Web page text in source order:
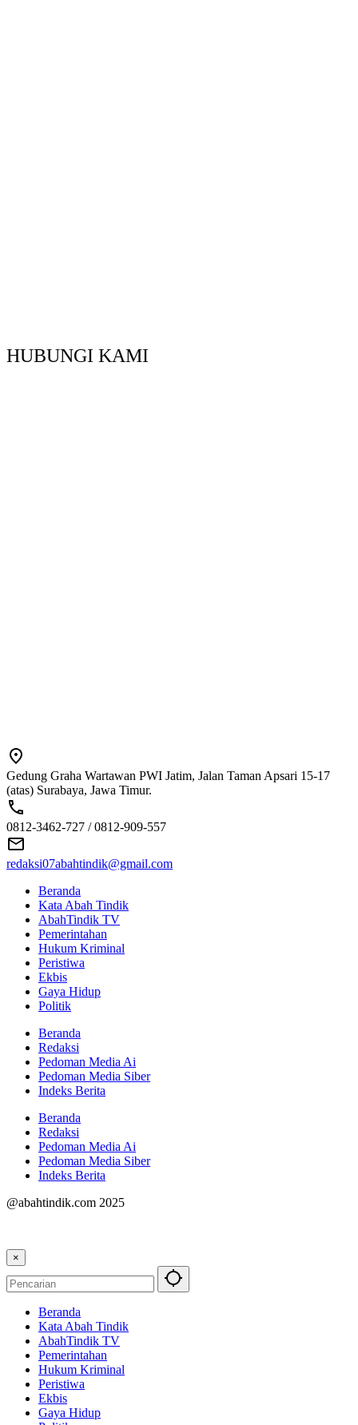
HUBUNGI KAMI
Gedung Graha Wartawan PWI Jatim, Jalan Taman Apsari 15-17
(atas) Surabaya, Jawa Timur.
0812-3462-727 / 0812-909-557
redaksi07abahtindik@gmail.com
Beranda
Kata Abah Tindik
AbahTindik TV
Pemerintahan
Hukum Kriminal
Peristiwa
Ekbis
Gaya Hidup
Politik
Beranda
Redaksi
Pedoman Media Ai
Pedoman Media Siber
Indeks Berita
Beranda
Redaksi
Pedoman Media Ai
Pedoman Media Siber
Indeks Berita
@abahtindik.com 2025
×
Beranda
Kata Abah Tindik
AbahTindik TV
Pemerintahan
Hukum Kriminal
Peristiwa
Ekbis
Gaya Hidup